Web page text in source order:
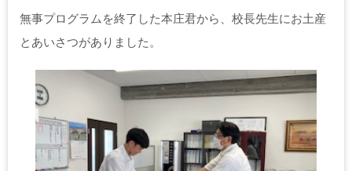
無事プログラムを終了した本庄君から、校長先生にお土産
とあいさつがありました。